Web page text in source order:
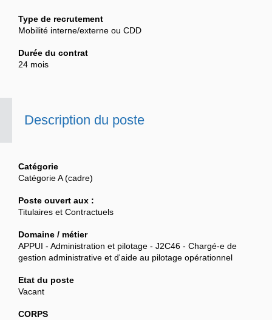
Description du poste
Catégorie
Catégorie A (cadre)
Poste ouvert aux :
Titulaires et Contractuels
Domaine / métier
APPUI - Administration et pilotage - J2C46 - Chargé-e de
gestion administrative et d'aide au pilotage opérationnel
Etat du poste
Vacant
CORPS
Type de recrutement
Mobilité interne/externe ou CDD
Durée du contrat
24 mois